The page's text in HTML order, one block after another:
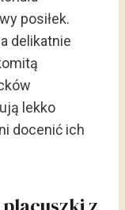
posiłek.
delikatnie
lekko
docenić ich